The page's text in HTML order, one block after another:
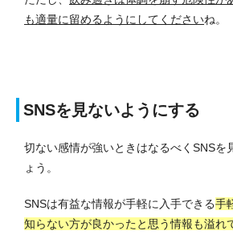
も適量に留めるようにしてくださいね。
SNSを見ないようにする
切ない感情が強いときはなるべくSNSを
ょう。
SNSは有益な情報が手軽に入手できる手
知らない方が良かったと思う情報も溢れ